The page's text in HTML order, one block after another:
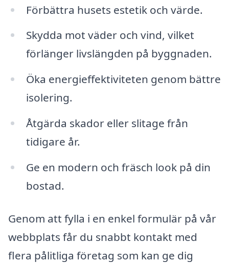
Förbättra husets estetik och värde.
Skydda mot väder och vind, vilket
förlänger livslängden på byggnaden.
Öka energieffektiviteten genom bättre
isolering.
Åtgärda skador eller slitage från
tidigare år.
Ge en modern och fräsch look på din
bostad.
Genom att fylla i en enkel formulär på vår
webbplats får du snabbt kontakt med
flera pålitliga företag som kan ge dig